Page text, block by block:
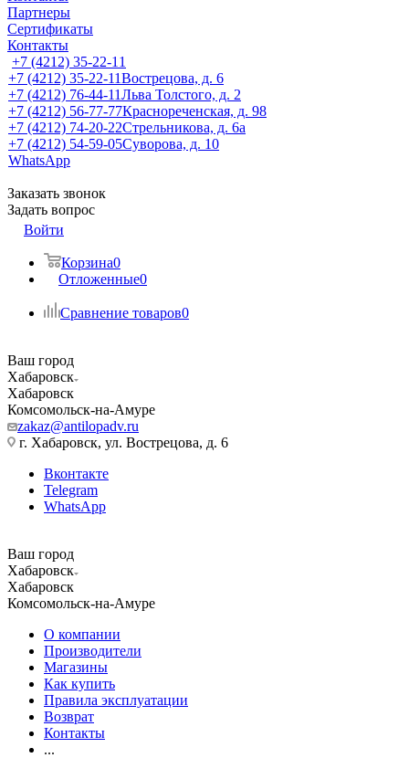
Партнеры
Сертификаты
Контакты
+7 (4212) 35-22-11
+7 (4212) 35-22-11Вострецова, д. 6
+7 (4212) 76-44-11Льва Толстого, д. 2
+7 (4212) 56-77-77Краснореченская, д. 98
+7 (4212) 74-20-22Стрельникова, д. 6а
+7 (4212) 54-59-05Суворова, д. 10
WhatsApp
Заказать звонок
Задать вопрос
Войти
Корзина0
Отложенные0
Сравнение товаров0
Ваш город
Хабаровск
Хабаровск
Комсомольск-на-Амуре
zakaz@antilopadv.ru
г. Хабаровск, ул. Вострецова, д. 6
Вконтакте
Telegram
WhatsApp
Ваш город
Хабаровск
Хабаровск
Комсомольск-на-Амуре
О компании
Производители
Магазины
Как купить
Правила эксплуатации
Возврат
Контакты
...